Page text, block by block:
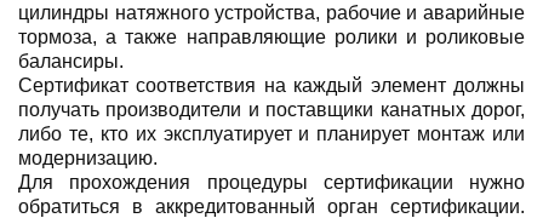
цилиндры натяжного устройства, рабочие и аварийные
тормоза, а также направляющие ролики и роликовые
балансиры.
Сертификат соответствия на каждый элемент должны
получать производители и поставщики канатных дорог,
либо те, кто их эксплуатирует и планирует монтаж или
модернизацию.
Для прохождения процедуры сертификации нужно
обратиться в аккредитованный орган сертификации.